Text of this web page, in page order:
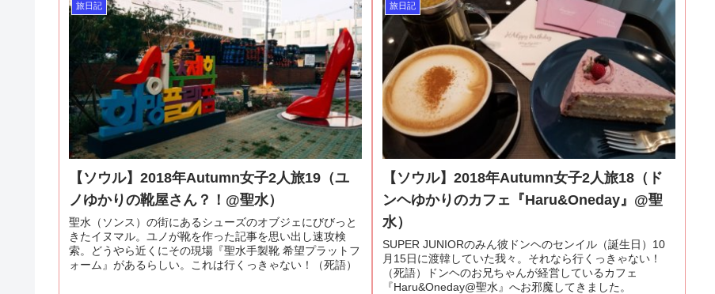
旅日記
【ソウル】2018年Autumn女子2人旅19（ユ
ノゆかりの靴屋さん？！@聖水）
聖水（ソンス）の街にあるシューズのオブジェにびびっと
きたイヌマル。ユノが靴を作った記事を思い出し速攻検
索。どうやら近くにその現場『聖水手製靴 希望プラットフ
ォーム』があるらしい。これは行くっきゃない！（死語）
旅日記
【ソウル】2018年Autumn女子2人旅18（ド
ンヘゆかりのカフェ『Haru&Oneday』@聖
水）
SUPER JUNIORのみん彼ドンヘのセンイル（誕生日）10
月15日に渡韓していた我々。それなら行くっきゃない！
（死語）ドンヘのお兄ちゃんが経営しているカフェ
『Haru&Oneday@聖水』へお邪魔してきました。